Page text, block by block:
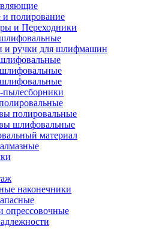
полирование
и Переходники
и ручки для шлифмашин
полировальные
шлифовальные
материал
наконечники
опрессовочные